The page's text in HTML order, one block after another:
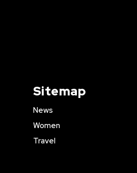
Sitemap
News
Women
Travel